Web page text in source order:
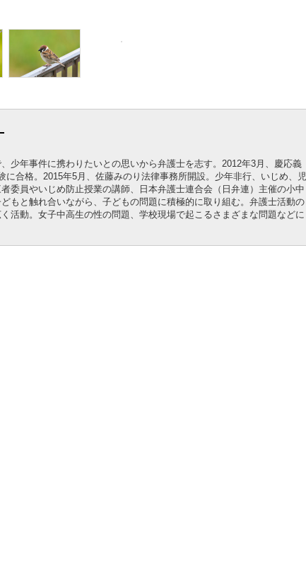
少年事件に携わりたいとの思いから弁護士を志す。2012年3月、慶応義
合格。2015年5月、佐藤みのり法律事務所開設。少年非行、いじめ、児
委員やいじめ防止授業の講師、日本弁護士連合会（日弁連）主催の小中
もと触れ合いながら、子どもの問題に積極的に取り組む。弁護士活動の
活動。女子中高生の性の問題、学校現場で起こるさまざまな問題などに